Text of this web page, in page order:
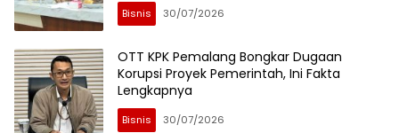
Bisnis 30/07/2026
OTT KPK Pemalang Bongkar Dugaan
Korupsi Proyek Pemerintah, Ini Fakta
Lengkapnya
Bisnis 30/07/2026